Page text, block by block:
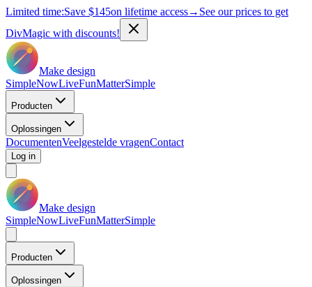
Limited time:Save $145on lifetime access→ See our prices to get
DivMagic with discounts!
Make design
SimpleNowLiveFunMatterSimple
Producten
Oplossingen
DocumentenVeelgestelde vragenContact
Log in
Make design
SimpleNowLiveFunMatterSimple
Producten
Oplossingen